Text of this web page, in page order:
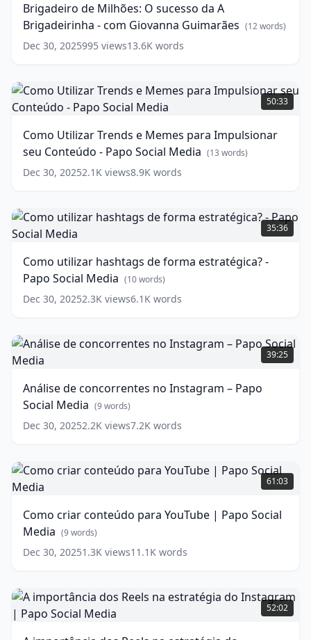
words)
sucesso
da
A
Brigadeirinha
com
Giovanna
Guimarães (12
Brigadeiro de Milhões: O sucesso da A
Brigadeirinha - com Giovanna Guimarães (12words)
Dec 30, 2025995 views13.6K words
Como
Utilizar
Trends
Memes
para
Impulsionar
seu
-
Papo
Social
words)
50:33
Como Utilizar Trends e Memes para Impulsionar
seu Conteúdo - Papo Social Media (13 words)
Dec 30, 20252.1K views8.9K words
Como
utilizar
hashtags
forma
estratégica?
Papo
Media
words)
35:36
Como utilizar hashtags de forma estratégica? -
Papo Social Media (10words)
Dec 30, 20252.3K views6.1K words
Análise
de
concorrentes
Instagram
–
Papo
Social
words)
39:25
Análise de concorrentes no Instagram – Papo
Social Media (9words)
Dec 30, 20252.2K views7.2K words
Como
criar
conteúdo
YouTube
|
Papo
Social
words)
61:03
Como criar conteúdo para YouTube | Papo Social
Media (9words)
Dec 30, 20251.3K views11.1K words
A
importância
dos
52:02